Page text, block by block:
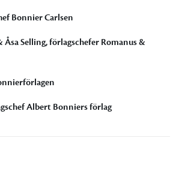
Bonnier Carlsen
Åsa Selling, förlagschefer Romanus &
Albert Bonniers förlag